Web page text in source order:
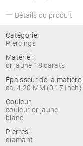
Détails du produit
Catégorie:
Piercings
Matériel:
or jaune 18 carats
Épaisseur de la matière:
ca. 4,20 MM (0,17 Inch)
Couleur:
couleur or jaune
blanc
Pierres:
diamant